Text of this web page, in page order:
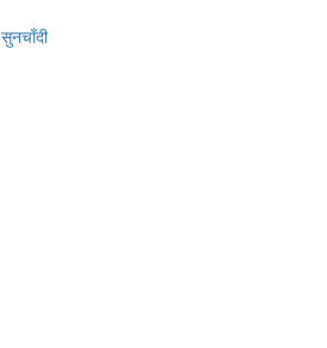
सुनचाँदी